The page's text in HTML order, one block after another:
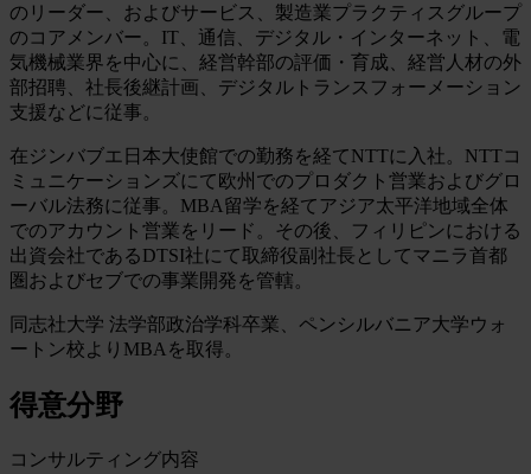
のリーダー、およびサービス、製造業プラクティスグループ
のコアメンバー。IT、通信、デジタル・インターネット、電
気機械業界を中心に、経営幹部の評価・育成、経営人材の外
部招聘、社長後継計画、デジタルトランスフォーメーション
支援などに従事。
在ジンバブエ日本大使館での勤務を経てNTTに入社。NTTコ
ミュニケーションズにて欧州でのプロダクト営業およびグロ
ーバル法務に従事。MBA留学を経てアジア太平洋地域全体
でのアカウント営業をリード。その後、フィリピンにおける
出資会社であるDTSI社にて取締役副社長としてマニラ首都
圏およびセブでの事業開発を管轄。
同志社大学 法学部政治学科卒業、ペンシルバニア大学ウォ
ートン校よりMBAを取得。
得意分野
コンサルティング内容